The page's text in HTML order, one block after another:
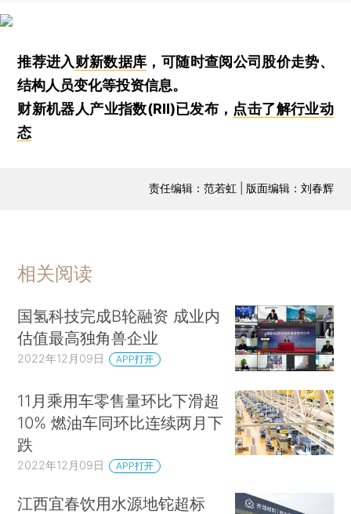
推荐进入财新数据库 ，可随时查阅公司股价走势、
结构人员变化等投资信息。
财新机器人产业指数(RII)已发布， 点击了解行业动
态
责任编辑：范若虹 | 版面编辑：刘春辉
相关阅读
国氢科技完成B轮融资 成业内
估值最高独角兽企业
2022年12月09日 APP打开
11月乘用车零售量环比下滑超
10% 燃油车同环比连续两月下
跌
2022年12月09日 APP打开
江西宜春饮用水源地铊超标